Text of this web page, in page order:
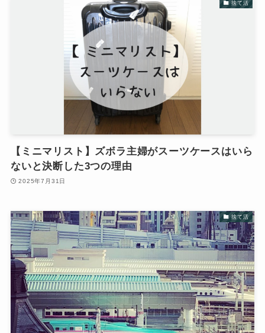
捨て活
【ミニマリスト】ズボラ主婦がスーツケースはいら
ないと決断した3つの理由
2025年7月31日
捨て活